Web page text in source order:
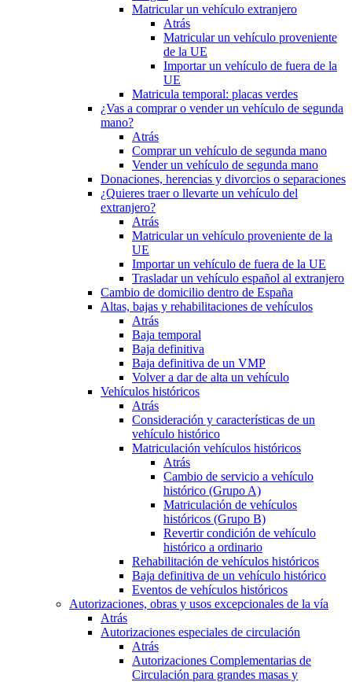
Matricular un vehículo extranjero
Atrás
Matricular un vehículo proveniente
de la UE
Importar un vehículo de fuera de la
UE
Matricula temporal: placas verdes
¿Vas a comprar o vender un vehículo de segunda
mano?
Atrás
Comprar un vehículo de segunda mano
Vender un vehículo de segunda mano
Donaciones, herencias y divorcios o separaciones
¿Quieres traer o llevarte un vehículo del
extranjero?
Atrás
Matricular un vehículo proveniente de la
UE
Importar un vehículo de fuera de la UE
Trasladar un vehículo español al extranjero
Cambio de domicilio dentro de España
Altas, bajas y rehabilitaciones de vehículos
Atrás
Baja temporal
Baja definitiva
Baja definitiva de un VMP
Volver a dar de alta un vehículo
Vehículos históricos
Atrás
Consideración y características de un
vehículo histórico
Matriculación vehículos históricos
Atrás
Cambio de servicio a vehículo
histórico (Grupo A)
Matriculación de vehículos
históricos (Grupo B)
Revertir condición de vehículo
histórico a ordinario
Rehabilitación de vehículos históricos
Baja definitiva de un vehículo histórico
Eventos de vehículos históricos
Autorizaciones, obras y usos excepcionales de la vía
Atrás
Autorizaciones especiales de circulación
Atrás
Autorizaciones Complementarias de
Circulación para grandes masas y